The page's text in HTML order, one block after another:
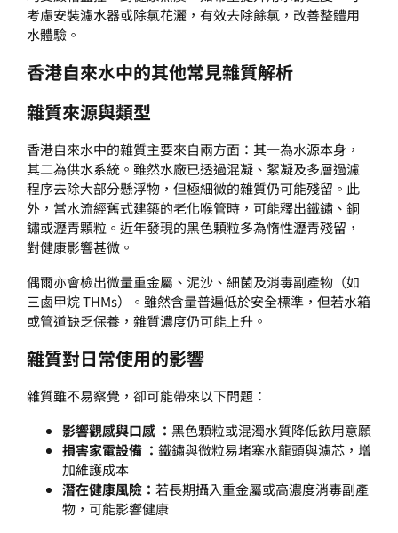
考慮安裝濾水器或除氯花灑，有效去除餘氯，改善整體用
水體驗。
香港自來水中的其他常見雜質解析
雜質來源與類型
香港自來水中的雜質主要來自兩方面：其一為水源本身，
其二為供水系統。雖然水廠已透過混凝、絮凝及多層過濾
程序去除大部分懸浮物，但極細微的雜質仍可能殘留。此
外，當水流經舊式建築的老化喉管時，可能釋出鐵鏽、銅
鏽或瀝青顆粒。近年發現的黑色顆粒多為惰性瀝青殘留，
對健康影響甚微。
偶爾亦會檢出微量重金屬、泥沙、細菌及消毒副產物（如
三鹵甲烷 THMs）。雖然含量普遍低於安全標準，但若水箱
或管道缺乏保養，雜質濃度仍可能上升。
雜質對日常使用的影響
雜質雖不易察覺，卻可能帶來以下問題：
影響觀感與口感 ： 黑色顆粒或混濁水質降低飲用意願
損害家電設備 ： 鐵鏽與微粒易堵塞水龍頭與濾芯，增
加維護成本
潛在健康風險： 若長期攝入重金屬或高濃度消毒副產
物，可能影響健康